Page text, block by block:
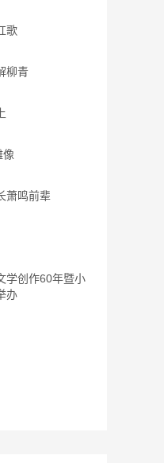
歌
柳青
像
萧鸣前辈
学创作60年暨小
办